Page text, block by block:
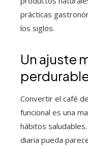
prácticas
los siglos.
Un ajuste
Convertir el café
funcional es una
hábitos
diaria pueda